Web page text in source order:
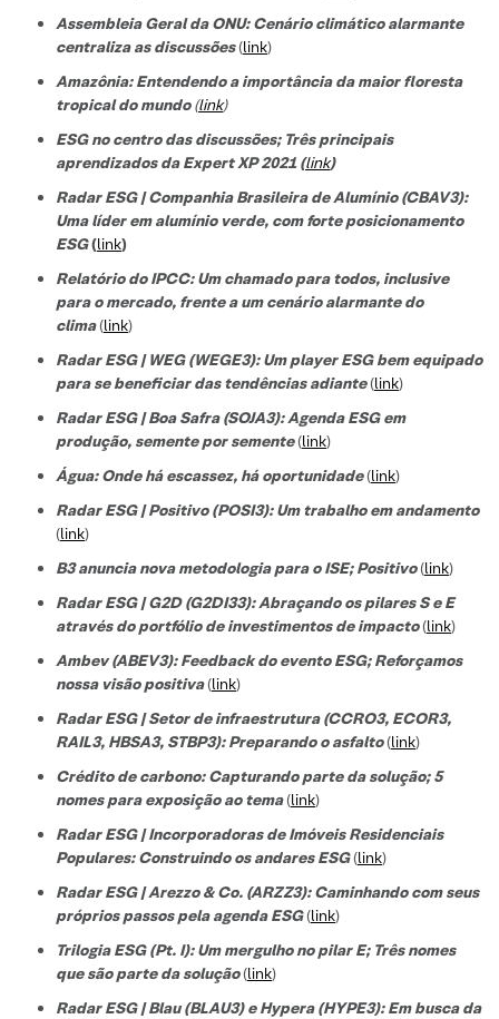
Assembleia Geral da ONU: Cenário climático alarmante
centraliza as discussões(link)
Amazônia: Entendendo a importância da maior floresta
tropical do mundo (link)
ESG no centro das discussões; Três principais
aprendizados da Expert XP 2021 (link)
Radar ESG | Companhia Brasileira de Alumínio (CBAV3):
Uma líder em alumínio verde, com forte posicionamento
ESG(link)
Relatório do IPCC: Um chamado para todos, inclusive
para o mercado, frente a um cenário alarmante do
clima(link)
Radar ESG | WEG (WEGE3): Um player ESG bem equipado
para se beneficiar das tendências adiante(link)
Radar ESG | Boa Safra (SOJA3): Agenda ESG em
produção, semente por semente(link)
Água: Onde há escassez, há oportunidade(link)
Radar ESG | Positivo (POSI3): Um trabalho em andamento
(link)
B3 anuncia nova metodologia para o ISE; Positivo(link)
Radar ESG | G2D (G2DI33): Abraçando os pilares S e E
através do portfólio de investimentos de impacto(link)
Ambev (ABEV3): Feedback do evento ESG; Reforçamos
nossa visão positiva(link)
Radar ESG | Setor de infraestrutura (CCRO3, ECOR3,
RAIL3, HBSA3, STBP3): Preparando o asfalto(link)
Crédito de carbono: Capturando parte da solução; 5
nomes para exposição ao tema(link)
Radar ESG | Incorporadoras de Imóveis Residenciais
Populares: Construindo os andares ESG(link)
Radar ESG | Arezzo & Co. (ARZZ3): Caminhando com seus
próprios passos pela agenda ESG(link)
Trilogia ESG (Pt. I): Um mergulho no pilar E; Três nomes
que são parte da solução(link)
Radar ESG | Blau (BLAU3) e Hypera (HYPE3): Em busca da